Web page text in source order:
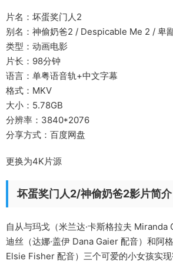
片名：坏蛋奖门人2
别名：神偷奶爸2 / Despicable Me 2 / 卑
类型：动画电影
片长：98分钟
语言：单粤语音轨+中文字幕
格式：MKV
大小：5.78GB
分辨率：3840*2076
分享方式：百度网盘
更换为4K片源
坏蛋奖门人2/神偷奶爸2影片简介
自从与玛戈（米兰达·卡斯格拉夫
迪丝（达娜·盖伊 Dana Gaier 配音）和阿
Elsie Fisher 配音）三个可爱的小女孩实